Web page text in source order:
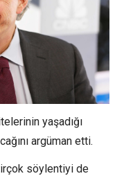
yaşadığı
argüman etti.
söylentiyi de